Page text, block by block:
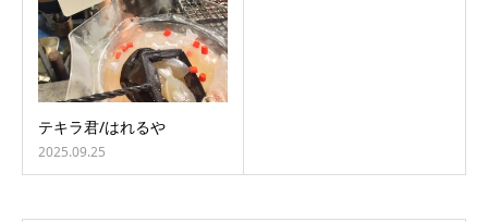
テキラ君/はれるや
2025.09.25